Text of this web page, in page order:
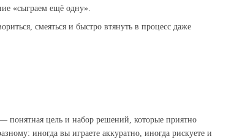
«сыграем ещё одну».
смеяться и быстро втянуть в процесс даже
цель и набор решений, которые приятно
иногда вы играете аккуратно, иногда рискуете и